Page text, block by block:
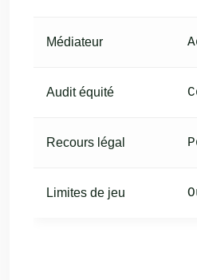
Médiateur
Audit équité
Recours légal
Limites de jeu